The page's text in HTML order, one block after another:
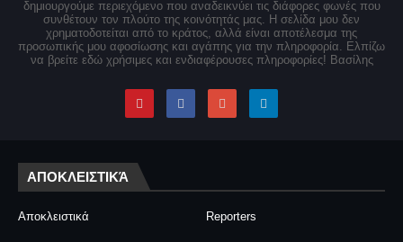
δημιουργούμε περιεχόμενο που αναδεικνύει τις διάφορες φωνές που
συνθέτουν τον πλούτο της κοινότητάς μας. Η σελίδα μου δεν
χρηματοδοτείται από το κράτος, αλλά είναι αποτέλεσμα της
προσωπικής μου αφοσίωσης και αγάπης για την πληροφορία. Ελπίζω
να βρείτε εδώ χρήσιμες και ενδιαφέρουσες πληροφορίες! Βασίλης
ΑΠΟΚΛΕΙΣΤΙΚΆ
Αποκλειστικά Reporters